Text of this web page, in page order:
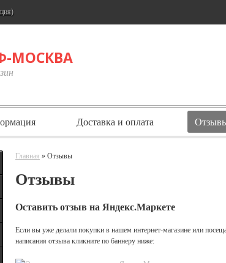
)
МОСКВА
Доставка и оплата
Главная » Отзывы
Отзывы
Оставить отзыв на Яндекс.Маркете
Если вы уже делали покупки в нашем интернет-магазине или
написания отзыва кликните по баннеру ниже: